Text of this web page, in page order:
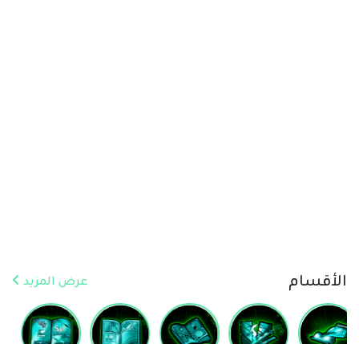
الأقسام عرض المزيد